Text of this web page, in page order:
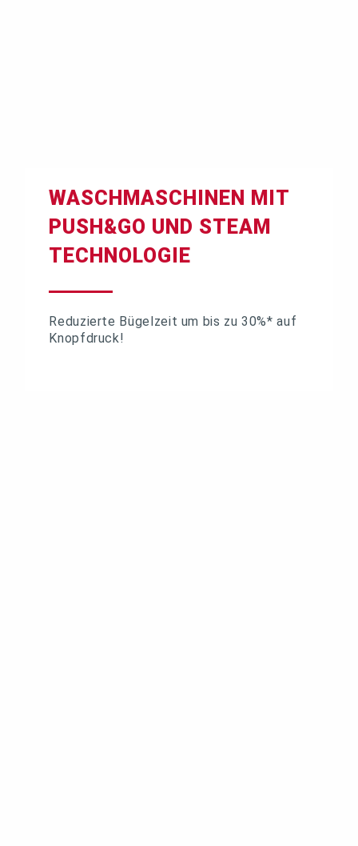
WASCHMASCHINEN MIT
PUSH&GO UND STEAM
TECHNOLOGIE
Reduzierte Bügelzeit um bis zu 30%* auf
Knopfdruck!